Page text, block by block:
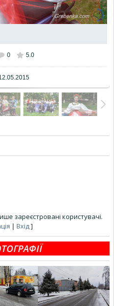
0 5.0
зареєстровані користувачі.
| Вхід ]